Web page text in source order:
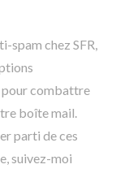
spam chez SFR,
pour combattre
boîte mail.
parti de ces
suivez-moi